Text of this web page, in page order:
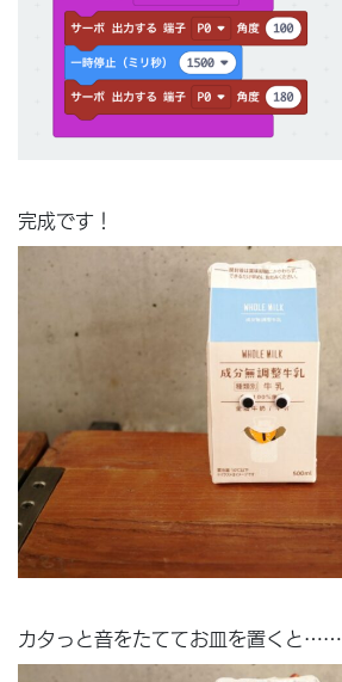
完成です！
カタっと音をたててお皿を置くと……